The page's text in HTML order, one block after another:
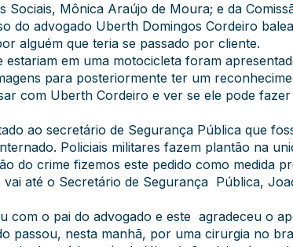
Sociais, Mônica Araújo de Moura; e da
do advogado Uberth Domingos Cordeiro
alguém que teria se passado por cliente.
em uma motocicleta foram
para posteriormente ter um
com Uberth Cordeiro e ver se ele pode
ao secretário de Segurança Pública que
Policiais militares fazem plantão na
do crime fizemos este pedido como medida
até o Secretário de Segurança Pública,
com o pai do advogado e este agradeceu o
passou, nesta manhã, por uma cirurgia no